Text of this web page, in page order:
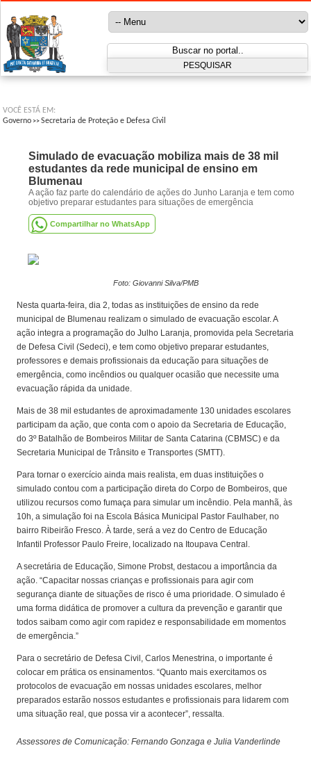
VOCÊ ESTÁ EM:
Governo >>Secretaria de Proteção e Defesa Civil
Simulado de evacuação mobiliza mais de 38 mil
estudantes da rede municipal de ensino em
Blumenau
A ação faz parte do calendário de ações do Junho Laranja e tem como
objetivo preparar estudantes para situações de emergência
Compartilhar no WhatsApp
Foto: Giovanni Silva/PMB
Nesta quarta-feira, dia 2, todas as instituições de ensino da rede
municipal de Blumenau realizam o simulado de evacuação escolar. A
ação integra a programação do Julho Laranja, promovida pela Secretaria
de Defesa Civil (Sedeci), e tem como objetivo preparar estudantes,
professores e demais profissionais da educação para situações de
emergência, como incêndios ou qualquer ocasião que necessite uma
evacuação rápida da unidade.
Mais de 38 mil estudantes de aproximadamente 130 unidades escolares
participam da ação, que conta com o apoio da Secretaria de Educação,
do 3º Batalhão de Bombeiros Militar de Santa Catarina (CBMSC) e da
Secretaria Municipal de Trânsito e Transportes (SMTT).
Para tornar o exercício ainda mais realista, em duas instituições o
simulado contou com a participação direta do Corpo de Bombeiros, que
utilizou recursos como fumaça para simular um incêndio. Pela manhã, às
10h, a simulação foi na Escola Básica Municipal Pastor Faulhaber, no
bairro Ribeirão Fresco. À tarde, será a vez do Centro de Educação
Infantil Professor Paulo Freire, localizado na Itoupava Central.
A secretária de Educação, Simone Probst, destacou a importância da
ação. “Capacitar nossas crianças e profissionais para agir com
segurança diante de situações de risco é uma prioridade. O simulado é
uma forma didática de promover a cultura da prevenção e garantir que
todos saibam como agir com rapidez e responsabilidade em momentos
de emergência.”
Para o secretário de Defesa Civil, Carlos Menestrina, o importante é
colocar em prática os ensinamentos. “Quanto mais exercitamos os
protocolos de evacuação em nossas unidades escolares, melhor
preparados estarão nossos estudantes e profissionais para lidarem com
uma situação real, que possa vir a acontecer”, ressalta.
Assessores de Comunicação: Fernando Gonzaga e Julia Vanderlinde